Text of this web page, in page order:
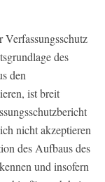
des
den
ist breit
nicht akzeptieren
des Aufbaus des
und insofern